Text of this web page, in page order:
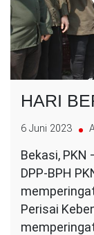
HARI
6 Juni 2023
Bekasi, PKN
DPP-BPH
Perisai